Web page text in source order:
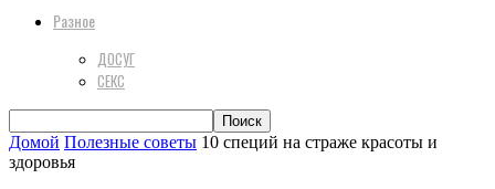
Разное
ДОСУГ
СЕКС
Домой Полезные советы 10 специй на страже красоты и
здоровья